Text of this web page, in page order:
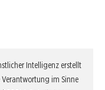
Intelligenz erstellt
im Sinne